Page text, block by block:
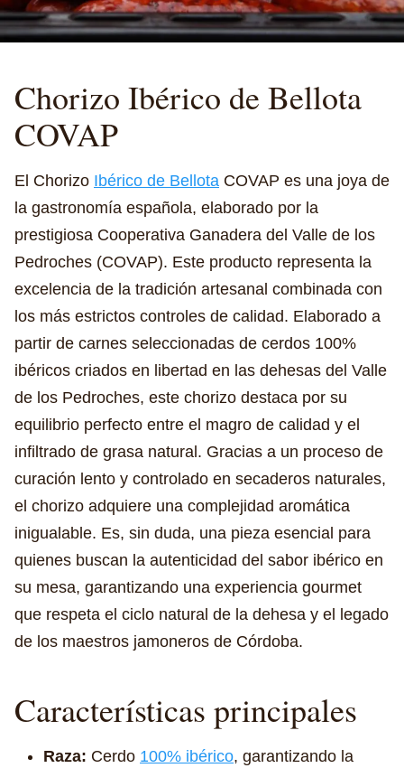
Chorizo Ibérico de Bellota
COVAP
El Chorizo Ibérico de Bellota COVAP es una joya de
la gastronomía española, elaborado por la
prestigiosa Cooperativa Ganadera del Valle de los
Pedroches (COVAP). Este producto representa la
excelencia de la tradición artesanal combinada con
los más estrictos controles de calidad. Elaborado a
partir de carnes seleccionadas de cerdos 100%
ibéricos criados en libertad en las dehesas del Valle
de los Pedroches, este chorizo destaca por su
equilibrio perfecto entre el magro de calidad y el
infiltrado de grasa natural. Gracias a un proceso de
curación lento y controlado en secaderos naturales,
el chorizo adquiere una complejidad aromática
inigualable. Es, sin duda, una pieza esencial para
quienes buscan la autenticidad del sabor ibérico en
su mesa, garantizando una experiencia gourmet
que respeta el ciclo natural de la dehesa y el legado
de los maestros jamoneros de Córdoba.
Características principales
Raza: Cerdo 100% ibérico, garantizando la